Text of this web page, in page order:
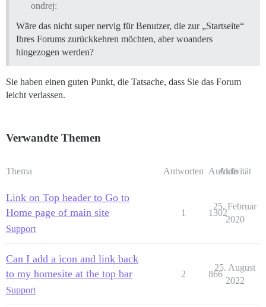
ondrej:
Wäre das nicht super nervig für Benutzer, die zur „Startseite“
Ihres Forums zurückkehren möchten, aber woanders
hingezogen werden?
Sie haben einen guten Punkt, die Tatsache, dass Sie das Forum
leicht verlassen.
Verwandte Themen
Thema Antworten Aufrufe
Aktivität
Link on Top header to Go to
Home page of main site
Support
1 1302
25. Februar
2020
Can I add a icon and link back
to my homesite at the top bar
Support
2 866
25. August
2022